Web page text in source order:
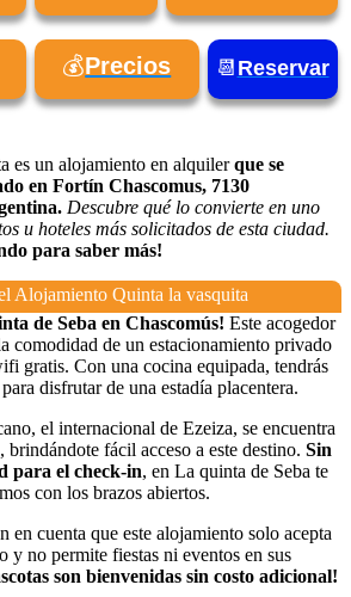
💰Precios 📆 Reservar
es un alojamiento en alquilerque se
en Fortín Chascomus, 7130
Descubre qué lo convierte en uno
u hoteles más solicitados de esta ciudad.
para saber más!
Alojamiento Quinta la vasquita
de Seba en Chascomús! Este acogedor
comodidad de un estacionamiento privado
gratis. Con una cocina equipada, tendrás
disfrutar de una estadía placentera.
el internacional de Ezeiza, se encuentra
brindándote fácil acceso a este destino. Sin
para el check-in, en La quinta de Seba te
con los brazos abiertos.
en cuenta que este alojamiento solo acepta
y no permite fiestas ni eventos en sus
son bienvenidas sin costo adicional!